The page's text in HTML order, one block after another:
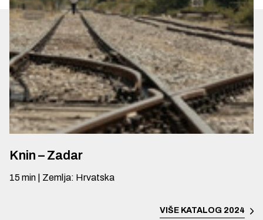
Knin – Zadar
15 min Zemlja: Hrvatska
VIŠE KATALOG 2024